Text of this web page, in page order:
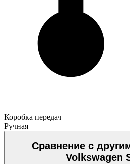
Коробка передач
Ручная
Сравнение с
Volkswagen